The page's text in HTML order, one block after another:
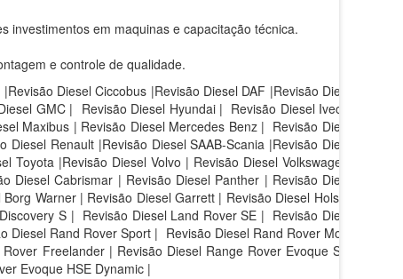
investimentos em maquinas e capacitação técnica.
e controle de qualidade.
Diesel Ciccobus |Revisão Diesel DAF |Revisão Diesel
GMC | Revisão Diesel Hyundai | Revisão Diesel Iveco |
Maxibus | Revisão Diesel Mercedes Benz | Revisão Diesel
Renault |Revisão Diesel SAAB-Scania |Revisão Diesel
|Revisão Diesel Volvo | Revisão Diesel Volkswagen |
Cabrismar | Revisão Diesel Panther | Revisão Diesel
Warner | Revisão Diesel Garrett | Revisão Diesel Holset |
S | Revisão Diesel Land Rover SE | Revisão Diesel
Diesel Rand Rover Sport | Revisão Diesel Rand Rover Motor
Freelander | Revisão Diesel Range Rover Evoque SE |
Evoque HSE Dynamic |